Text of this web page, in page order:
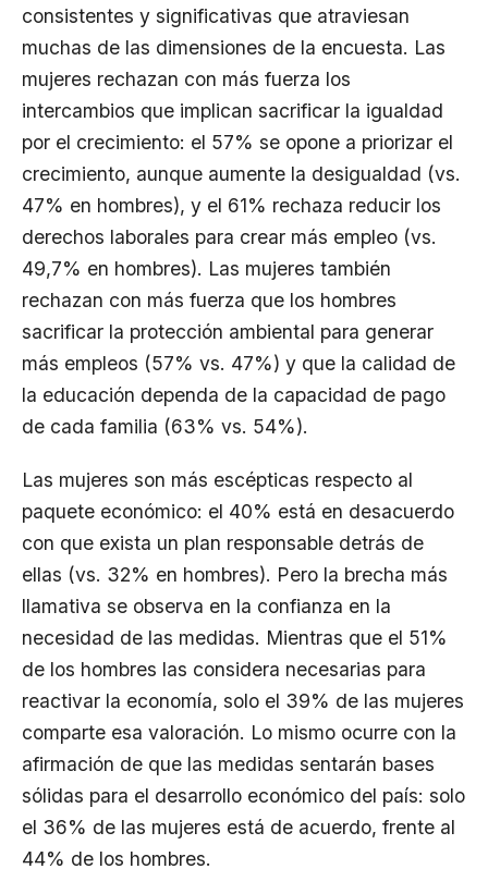
consistentes y significativas que atraviesan
muchas de las dimensiones de la encuesta. Las
mujeres rechazan con más fuerza los
intercambios que implican sacrificar la igualdad
por el crecimiento: el 57% se opone a priorizar el
crecimiento, aunque aumente la desigualdad (vs.
47% en hombres), y el 61% rechaza reducir los
derechos laborales para crear más empleo (vs.
49,7% en hombres). Las mujeres también
rechazan con más fuerza que los hombres
sacrificar la protección ambiental para generar
más empleos (57% vs. 47%) y que la calidad de
la educación dependa de la capacidad de pago
de cada familia (63% vs. 54%).
Las mujeres son más escépticas respecto al
paquete económico: el 40% está en desacuerdo
con que exista un plan responsable detrás de
ellas (vs. 32% en hombres). Pero la brecha más
llamativa se observa en la confianza en la
necesidad de las medidas. Mientras que el 51%
de los hombres las considera necesarias para
reactivar la economía, solo el 39% de las mujeres
comparte esa valoración. Lo mismo ocurre con la
afirmación de que las medidas sentarán bases
sólidas para el desarrollo económico del país: solo
el 36% de las mujeres está de acuerdo, frente al
44% de los hombres.